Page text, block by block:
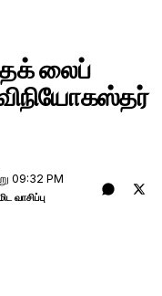
லைப்
விநியோகஸ்தர்
09:32 PM
வாசிப்பு